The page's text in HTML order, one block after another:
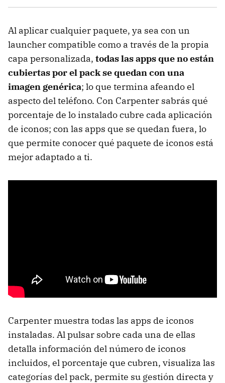
Al aplicar cualquier paquete, ya sea con un
launcher compatible como a través de la propia
capa personalizada, todas las apps que no están
cubiertas por el pack se quedan con una
imagen genérica; lo que termina afeando el
aspecto del teléfono. Con Carpenter sabrás qué
porcentaje de lo instalado cubre cada aplicación
de iconos; con las apps que se quedan fuera, lo
que permite conocer qué paquete de iconos está
mejor adaptado a ti.
Carpenter muestra todas las apps de iconos
instaladas. Al pulsar sobre cada una de ellas
detalla información del número de iconos
incluidos, el porcentaje que cubren, visualiza las
categorías del pack, permite su gestión directa y